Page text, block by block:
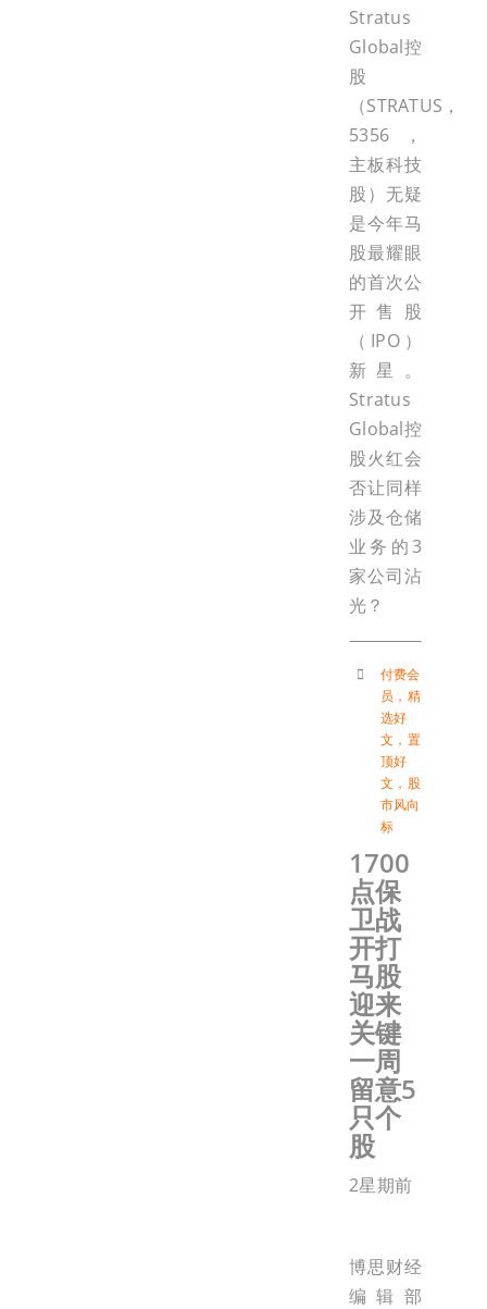
Stratus
Global控
股
（STRATUS，
5356，
主板科技
股）无疑
是今年马
股最耀眼
的首次公
开售股
（IPO）
新星。
Stratus
Global控
股火红会
否让同样
涉及仓储
业务的3
家公司沾
光？
付费会
员 ， 精
选好
文 ， 置
顶好
文 ， 股
市风向
标
1700
点保
卫战
开打
马股
迎来
关键
一周
留意5
只个
股
2星期前
博思财经
编辑部